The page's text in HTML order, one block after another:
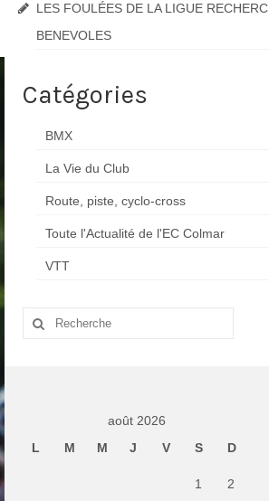
LES FOULÉES DE LA LIGUE
BENEVOLES
Catégories
BMX
La Vie du Club
Route, piste, cyclo-cross
Toute l'Actualité de l'EC Colmar
VTT
Rechercher
août 2026
L
M M J V S D
1 2